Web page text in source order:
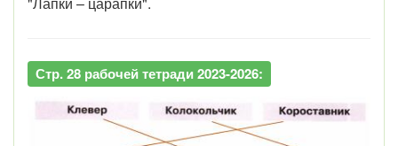
Стр. 28 рабочей тетради 2023-2026: